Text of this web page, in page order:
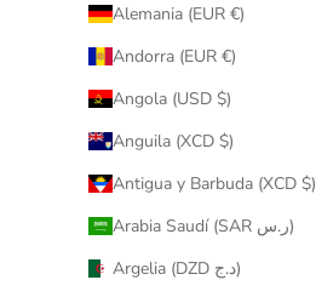
Alemania (EUR €)
Andorra (EUR €)
Angola (USD $)
Anguila (XCD $)
Antigua y Barbuda (XCD $)
Arabia Saudí (SAR ر.س)
Argelia (DZD د.ج)